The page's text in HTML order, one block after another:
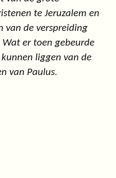
te Jeruzalem en
van de verspreiding
er toen gebeurde
liggen van de
van Paulus.